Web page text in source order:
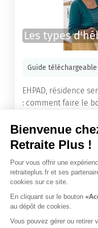
Les types
Guide téléchargeable
EHPAD, résidence
: comment faire le bon choix?
ainés.
Vous avez besoin
Obtenir les